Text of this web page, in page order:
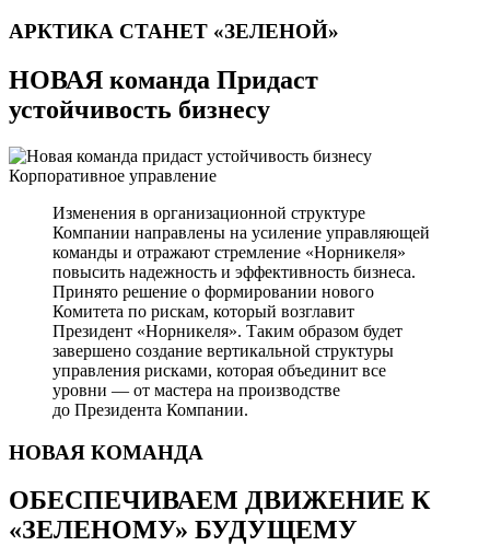
АРКТИКА СТАНЕТ «ЗЕЛЕНОЙ»
НОВАЯ команда Придаст
устойчивость бизнесу
Корпоративное управление
Изменения в организационной структуре
Компании направлены на усиление управляющей
команды и отражают стремление «Норникеля»
повысить надежность и эффективность бизнеса.
Принято решение о формировании нового
Комитета по рискам, который возглавит
Президент «Норникеля». Таким образом будет
завершено создание вертикальной структуры
управления рисками, которая объединит все
уровни — от мастера на производстве
до Президента Компании.
НОВАЯ КОМАНДА
ОБЕСПЕЧИВАЕМ ДВИЖЕНИЕ К
«ЗЕЛЕНОМУ» БУДУЩЕМУ